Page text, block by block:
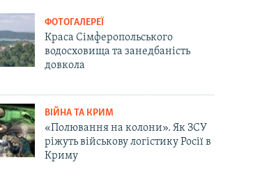
ФОТОГАЛЕРЕЇ
Краса Сімферопольського
водосховища та занедбаність
довкола
ВІЙНА ТА КРИМ
«Полювання на колони». Як ЗСУ
ріжуть військову логістику Росії в
Криму